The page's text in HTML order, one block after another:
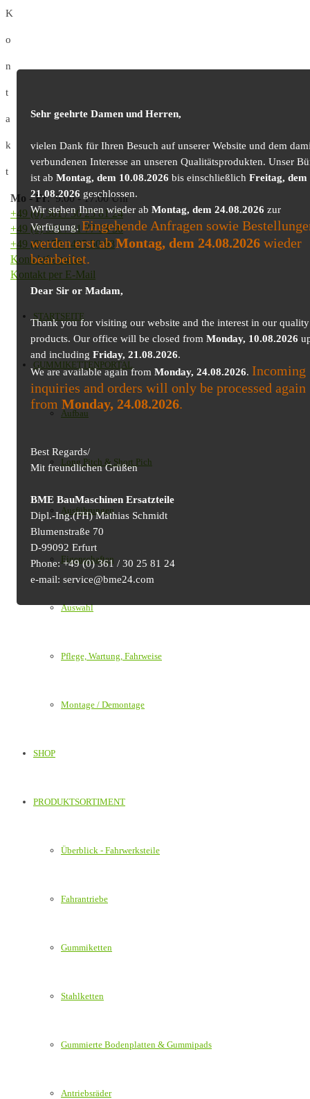
K
o
n
t
a
k
t
Mo -Fr: 9.00 - 17.00 Uhr
+49 (0) 361 / 30 25 81 24
+49 (0) 361 / 41 77 03 30
+49 (0) 179 / 425 50 98
Kontaktformular
Kontakt per E-Mail
STARTSEITE
GUMMIKETTENPORTAL
Aufbau
Long Pitch & Short Pich
Ausführungen
Eigenschaften
Auswahl
Pflege, Wartung, Fahrweise
Montage / Demontage
SHOP
PRODUKTSORTIMENT
Überblick - Fahrwerksteile
Fahrantriebe
Gummiketten
Stahlketten
Gummierte Bodenplatten & Gummipads
Antriebsräder
Sehr geehrte Damen und Herren,
vielen Dank für Ihren Besuch auf unserer Website und dem
verbundenen Interesse an unseren Qualitätsprodukten. Unser
ist ab Montag, dem 10.08.2026 bis einschließlich Freitag, dem
21.08.2026 geschlossen.
Wir stehen Ihnen wieder ab Montag, dem 24.08.2026 zur
Verfügung.Eingehende Anfragen sowie
werden erst abMontag, dem 24.08.2026wieder
bearbeitet.
Dear Sir or Madam,
Thank you for visiting our website and the interest in our quality
products. Our office will be closed from Monday, 10.08.2026
and including Friday, 21.08.2026.
We are available again from Monday, 24.08.2026. Incoming
inquiries and orders will only be processed again
from Monday, 24.08.2026.
Best Regards/
Mit freundlichen Grüßen
BME BauMaschinen Ersatzteile
Dipl.-Ing.(FH) Mathias Schmidt
Blumenstraße 70
D-99092 Erfurt
Phone: +49 (0) 361 / 30 25 81 24
e-mail: service@bme24.com